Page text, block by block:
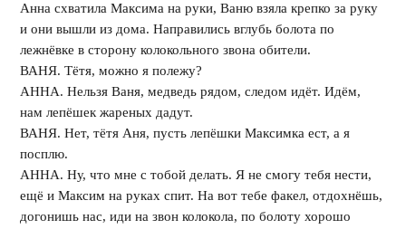
Анна схватила Максима на руки, Ваню взяла крепко за руку
и они вышли из дома. Направились вглубь болота по
лежнёвке в сторону колокольного звона обители.
ВАНЯ. Тётя, можно я полежу?
АННА. Нельзя Ваня, медведь рядом, следом идёт. Идём,
нам лепёшек жареных дадут.
ВАНЯ. Нет, тётя Аня, пусть лепёшки Максимка ест, а я
посплю.
АННА. Ну, что мне с тобой делать. Я не смогу тебя нести,
ещё и Максим на руках спит. На вот тебе факел, отдохнёшь,
догонишь нас, иди на звон колокола, по болоту хорошо